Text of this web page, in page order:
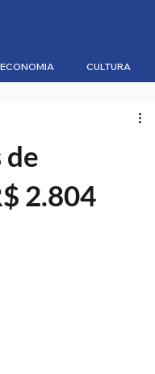
ECONOMIA CULTURA
de
2.804